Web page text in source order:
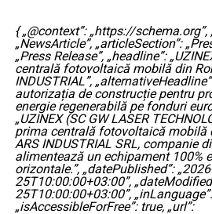
{ „@context”: „https://schema.org”,
„NewsArticle”, „articleSection”:
„Press Release”, „headline”:
centrală fotovoltaică mobilă din
INDUSTRIAL”,
autorizația de construcție pentru
energie regenerabilă pe fonduri
„UZINEX (SC GW LASER
prima centrală fotovoltaică mobilă
ARS INDUSTRIAL SRL, companie
alimentează un echipament 100%
orizontale.”, „datePublished”:
25T10:00:00+03:00”,
25T10:00:00+03:00”, „inLanguage”:
„isAccessibleForFree”: true, „url”: